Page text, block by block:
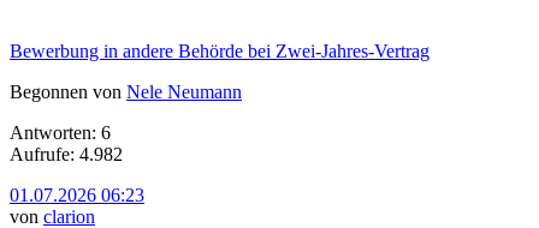
Bewerbung in andere Behörde bei Zwei-Jahres-Vertrag
Begonnen von Nele Neumann
Antworten: 6
Aufrufe: 4.982
01.07.2026 06:23
von clarion